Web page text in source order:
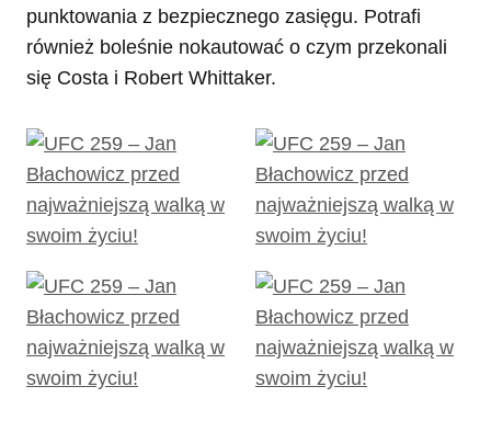
punktowania z bezpiecznego zasięgu. Potrafi
również boleśnie nokautować o czym przekonali
się Costa i Robert Whittaker.